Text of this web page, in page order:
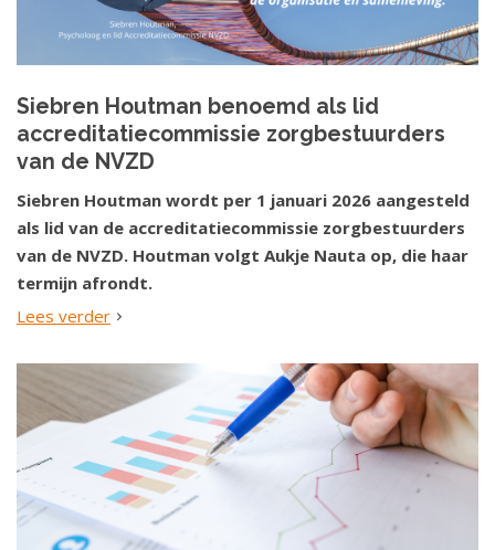
Siebren Houtman benoemd als lid
accreditatiecommissie zorgbestuurders
van de NVZD
Siebren Houtman wordt per 1 januari 2026 aangesteld
als lid van de accreditatiecommissie zorgbestuurders
van de NVZD. Houtman volgt Aukje Nauta op, die haar
termijn afrondt.
Lees verder